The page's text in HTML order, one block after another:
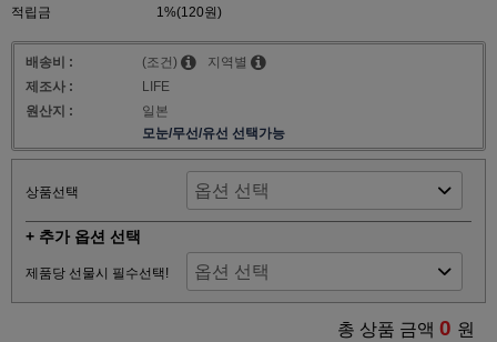
적립금 1%(120원)
배송비 : (조건)
지역별
제조사 :
LIFE
원산지 :
일본
모눈/무선/유선 선택가능
상품선택
+ 추가 옵션 선택
제품당 선물시 필수선택!
총 상품 금액 0 원